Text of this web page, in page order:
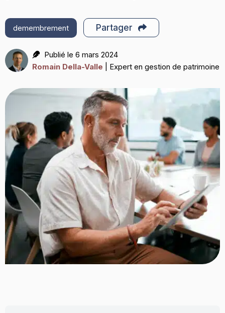
demembrement Partager
Publié le 6 mars 2024
Romain Della-Valle
| Expert en gestion de patrimoine